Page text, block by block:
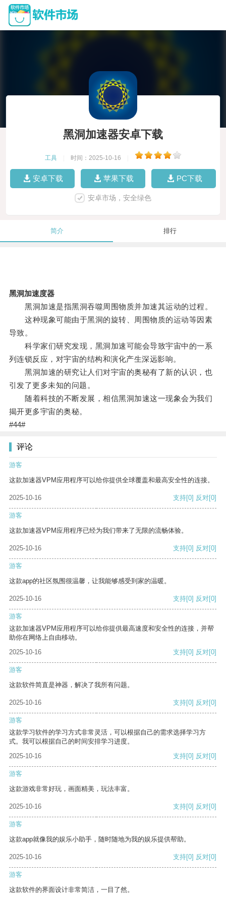
黑洞加速器安卓下载
工具 时间：2025-10-16
安卓下载 苹果下载 PC下载
安卓市场，安全绿色
简介 排行
黑洞加速度器
黑洞加速是指黑洞吞噬周围物质并加速其运动的过程。
这种现象可能由于黑洞的旋转、周围物质的运动等因素
导致。
科学家们研究发现，黑洞加速可能会导致宇宙中的一系
列连锁反应，对宇宙的结构和演化产生深远影响。
黑洞加速的研究让人们对宇宙的奥秘有了新的认识，也
引发了更多未知的问题。
随着科技的不断发展，相信黑洞加速这一现象会为我们
揭开更多宇宙的奥秘。
#44#
评论
游客
这款加速器VPM应用程序可以给你提供全球覆盖和最高安全性的连接。
2025-10-16 支持[0] 反对[0]
游客
这款加速器VPM应用程序已经为我们带来了无限的流畅体验。
2025-10-16 支持[0] 反对[0]
游客
这款app的社区氛围很温馨，让我能够感受到家的温暖。
2025-10-16 支持[0] 反对[0]
游客
这款加速器VPM应用程序可以给你提供最高速度和安全性的连接，并帮
助你在网络上自由移动。
2025-10-16
支持[0] 反对[0]
游客
这款软件简直是神器，解决了我所有问题。
2025-10-16 支持[0] 反对[0]
游客
这款学习软件的学习方式非常灵活，可以根据自己的需求选择学习方
式。我可以根据自己的时间安排学习进度。
2025-10-16
支持[0] 反对[0]
游客
这款游戏非常好玩，画面精美，玩法丰富。
2025-10-16 支持[0] 反对[0]
游客
这款app就像我的娱乐小助手，随时随地为我的娱乐提供帮助。
2025-10-16 支持[0] 反对[0]
游客
这款软件的界面设计非常简洁，一目了然。